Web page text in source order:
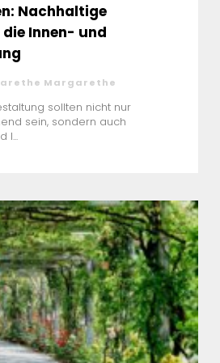
Nachhaltige
Innen- und
Margarethe
sollten nicht nur
sein, sondern auch
l...